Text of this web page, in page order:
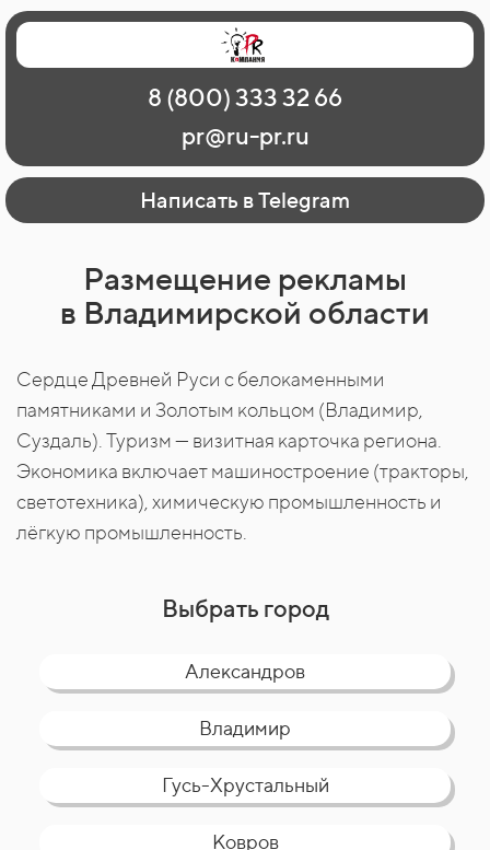
Главная
Наши работы
О рекламе
Регионы
Контакты
8 (800) 333 32 66
pr@ru-pr.ru
Написать в Telegram
Размещение рекламы
в Владимирской области
Сердце Древней Руси с белокаменными
памятниками и Золотым кольцом (Владимир,
Суздаль). Туризм — визитная карточка региона.
Экономика включает машиностроение (тракторы,
светотехника), химическую промышленность и
лёгкую промышленность.
Выбрать город​​​​
Александров
Владимир
Гусь-Хрустальный
Ковров